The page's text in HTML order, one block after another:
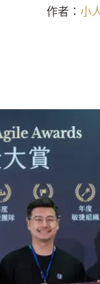
作者： 小